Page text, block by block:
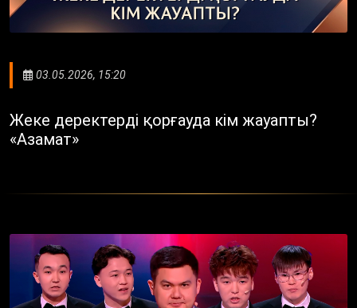
03.05.2026, 15:20
Жеке деректерді қорғауда кім жауапты?
«Азамат»